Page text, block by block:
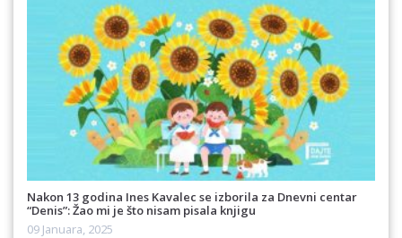
Nakon 13 godina Ines Kavalec se izborila za Dnevni centar
“Denis”: Žao mi je što nisam pisala knjigu
09 Januara, 2025